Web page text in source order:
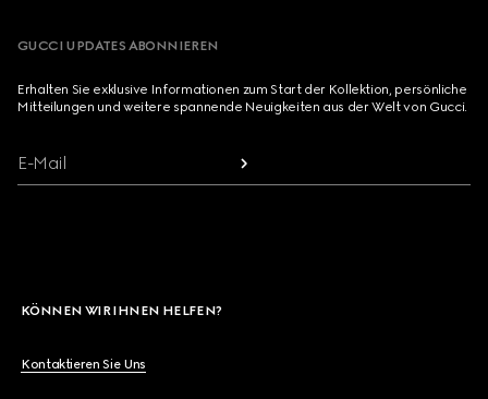
GUCCI UPDATES ABONNIEREN
Erhalten Sie exklusive Informationen zum Start der Kollektion, persönliche
Mitteilungen und weitere spannende Neuigkeiten aus der Welt von Gucci.
E-Mail
KÖNNEN WIR IHNEN HELFEN?
Kontaktieren Sie Uns